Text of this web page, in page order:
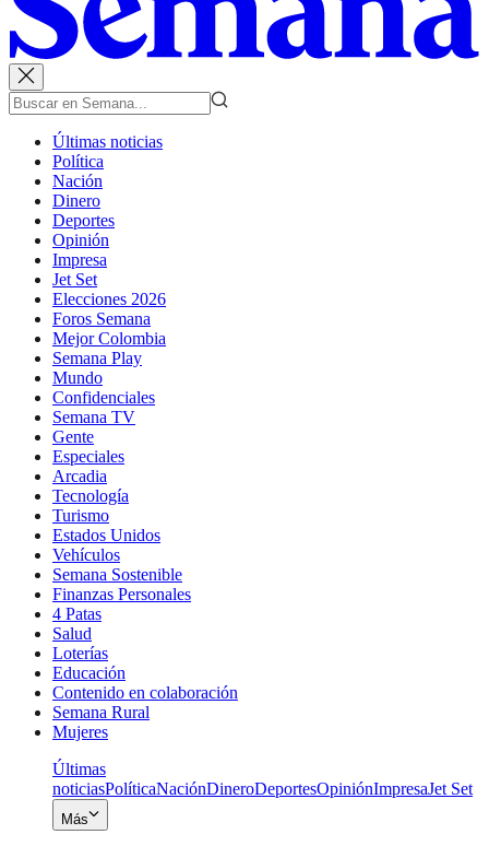
Últimas noticias
Política
Nación
Dinero
Deportes
Opinión
Impresa
Jet Set
Elecciones 2026
Foros Semana
Mejor Colombia
Semana Play
Mundo
Confidenciales
Semana TV
Gente
Especiales
Arcadia
Tecnología
Turismo
Estados Unidos
Vehículos
Semana Sostenible
Finanzas Personales
4 Patas
Salud
Loterías
Educación
Contenido en colaboración
Semana Rural
Mujeres
Últimas
noticiasPolíticaNaciónDineroDeportesOpiniónImpresaJet Set
Más